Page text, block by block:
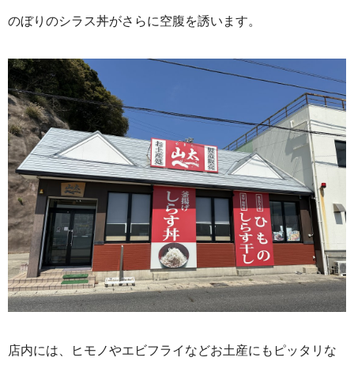
のぼりのシラス丼がさらに空腹を誘います。
店内には、ヒモノやエビフライなどお土産にもピッタリな